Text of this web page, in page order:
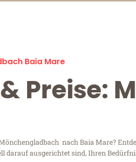
Baia Mare
Preise:
nach Baia Mare?
darauf ausgerichtet sind, Ihren